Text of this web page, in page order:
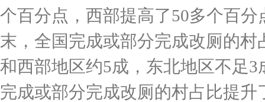
个百分点，西部提高了50多个百
末，全国完成或部分完成改厕的
和西部地区约5成，东北地区不足
完成或部分完成改厕的村占比提